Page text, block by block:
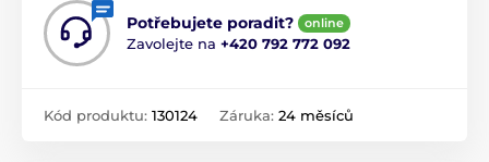
Potřebujete poradit? online
Zavolejte na +420 792 772 092
Kód produktu: 130124 Záruka: 24 měsíců